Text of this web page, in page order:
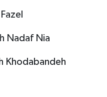
Nadaf Nia
Khodabandeh